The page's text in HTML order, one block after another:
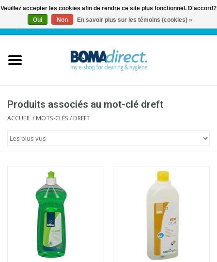
FR| 0 Articles
Service client
Produits associés au mot-clé dreft
ACCUEIL/MOTS-CLÉS /DREFT
Veuillez accepter les cookies afin de rendre ce site plus fonctionnel. D'accord?
Oui
Non En savoir plus sur les témoins (cookies) »